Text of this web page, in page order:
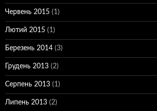
Червень 2015 (1)
Лютий 2015 (1)
Березень 2014 (3)
Грудень 2013 (2)
Серпень 2013 (1)
Липень 2013 (2)